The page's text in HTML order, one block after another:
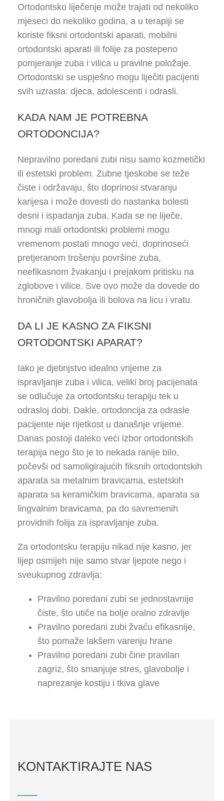
Ortodontsko liječenje može trajati od nekoliko
mjeseci do nekoliko godina, a u terapiji se
koriste fiksni ortodontski aparati, mobilni
ortodontski aparati ili folije za postepeno
pomjeranje zuba i vilica u pravilne položaje.
Ortodontski se uspješno mogu liječiti pacijenti
svih uzrasta: djeca, adolescenti i odrasli.
KADA NAM JE POTREBNA
ORTODONCIJA?
Nepravilno poredani zubi nisu samo kozmetički
ili estetski problem. Zubne tjeskobe se teže
čiste i održavaju, što doprinosi stvaranju
karijesa i može dovesti do nastanka bolesti
desni i ispadanja zuba. Kada se ne liječe,
mnogi mali ortodontski problemi mogu
vremenom postati mnogo veći, doprinoseći
pretjeranom trošenju površine zuba,
neefikasnom žvakanju i prejakom pritisku na
zglobove i vilice. Sve ovo može da dovede do
hroničnih glavobolja ili bolova na licu i vratu.
DA LI JE KASNO ZA FIKSNI
ORTODONTSKI APARAT?
Iako je djetinjstvo idealno vrijeme za
ispravljanje zuba i vilica, veliki broj pacijenata
se odlučuje za ortodontsku terapiju tek u
odrasloj dobi. Dakle, ortodoncija za odrasle
pacijente nije rijetkost u današnje vrijeme.
Danas postoji daleko veći izbor ortodontskih
terapija nego što je to nekada ranije bilo,
počevši od samoligirajućih fiksnih ortodontskih
aparata sa metalnim bravicama, estetskih
aparata sa keramičkim bravicama, aparata sa
lingvalnim bravicama, pa do savremenih
providnih folija za ispravljanje zuba.
Za ortodontsku terapiju nikad nije kasno, jer
lijep osmijeh nije samo stvar ljepote nego i
sveukupnog zdravlja:
Pravilno poredani zubi se jednostavnije
čiste, što utiče na bolje oralno zdravlje
Pravilno poredani zubi žvaću efikasnije,
što pomaže lakšem varenju hrane
Pravilno poredani zubi čine pravilan
zagriz, što smanjuje stres, glavobolje i
naprezanje kostiju i tkiva glave
KONTAKTIRAJTE NAS